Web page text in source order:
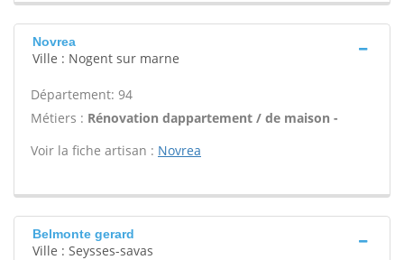
Novrea
Ville : Nogent sur marne
Département: 94
Métiers : Rénovation dappartement / de maison -
Voir la fiche artisan : Novrea
Belmonte gerard
Ville : Seysses-savas